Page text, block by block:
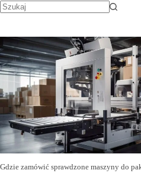
Gdzie zamówić sprawdzone maszyny do